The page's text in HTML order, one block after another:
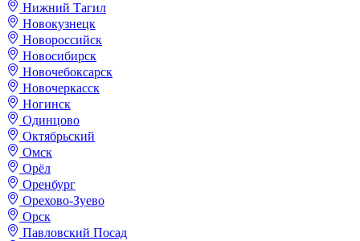
Нижний Тагил
Новокузнецк
Новороссийск
Новосибирск
Новочебоксарск
Новочеркасск
Ногинск
Одинцово
Октябрьский
Омск
Орёл
Оренбург
Орехово-Зуево
Орск
Павловский Посад